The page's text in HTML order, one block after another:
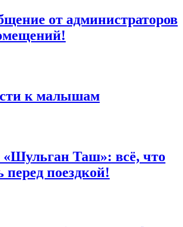
от администраторов
к малышам
«Шульган Таш»: всё, что
перед поездкой!